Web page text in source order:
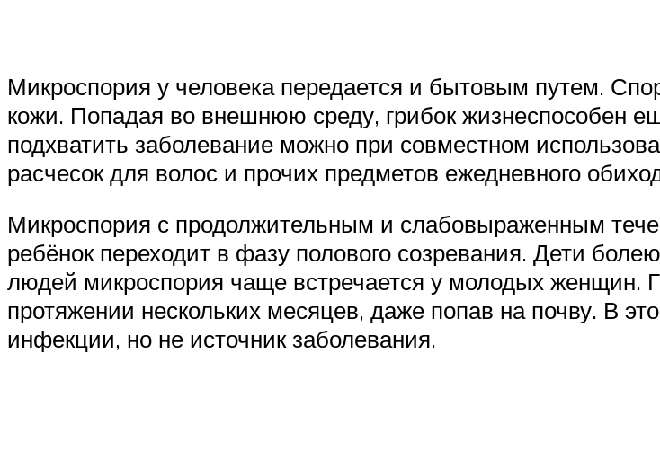
Микроспория у человека передается и бытовым путем.
кожи. Попадая во внешнюю среду, грибок жизнеспособен
подхватить заболевание можно при совместном
расчесок для волос и прочих предметов ежедневного
Микроспория с продолжительным и слабовыраженным
ребёнок переходит в фазу полового созревания. Дети
людей микроспория чаще встречается у молодых женщин.
протяжении нескольких месяцев, даже попав на почву. В
инфекции, но не источник заболевания.